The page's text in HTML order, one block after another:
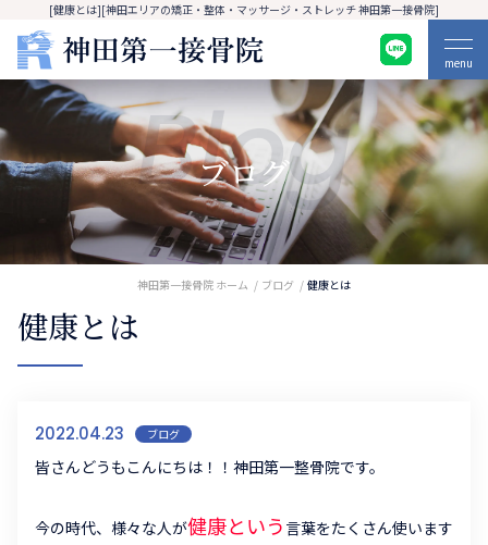
[健康とは][神田エリアの矯正・整体・マッサージ・ストレッチ 神田第一接骨院]
menu
Blog
ブログ
神田第一接骨院 ホーム ブログ 健康とは
健康とは
2022.04.23 ブログ
皆さんどうもこんにちは！！神田第一整骨院です。
今の時代、様々な人が健康という 言葉をたくさん使います